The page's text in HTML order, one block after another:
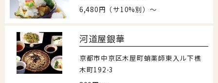
6,480円（サ10%別）～
河道屋銀華
京都市中京区木屋町蛸薬師東入ル下樵
木町192-3